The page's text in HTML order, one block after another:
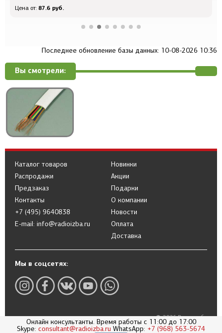
Цена от: 87.6 руб.
Последнее обновление базы данных: 10-08-2026 10:36
Вы смотрели:
Каталог товаров
Распродажи
Предзаказ
Новинки
Акции
Подарки
Контакты
+7 (495) 9640838
E-mail: info@radioizba.ru
О компании
Новости
Оплата
Доставка
Мы в соцсетях:
© 2026 Радиоизба
Политика в отношении обработки
Онлайн консультанты. Время работы с 11:00 до 17:00
Skype: consultant@radioizba.ru WhatsApp: +7 (968) 563-5674